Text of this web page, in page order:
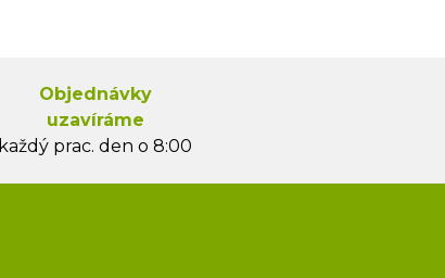
Objednávky
uzavíráme
každý prac. den o 8:00